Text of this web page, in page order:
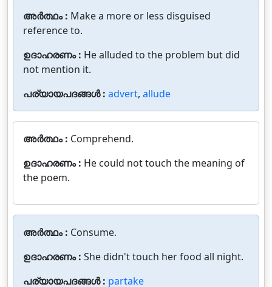
അർത്ഥം : Make a more or less disguised
reference to.
ഉദാഹരണം : He alluded to the problem but did
not mention it.
പര്യായപദങ്ങൾ : advert, allude
അർത്ഥം : Comprehend.
ഉദാഹരണം : He could not touch the meaning of
the poem.
അർത്ഥം : Consume.
ഉദാഹരണം : She didn't touch her food all night.
പര്യായപദങ്ങൾ : partake